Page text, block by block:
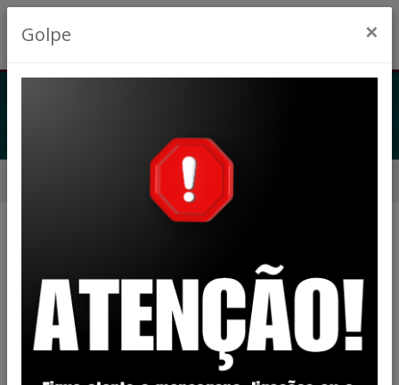
Licitações - Geral
O IPRESB realiza pregões e dispensas eletrônicas
por meio do Portal de Compras do Governo
Federal (
https://www.gov.br/compras
), com
divulgação no Portal Nacional de Contratações
Públicas (https://www.gov.br/pncp). O número da
UASG do IPRESB, através do qual as contratações
Golpe ×